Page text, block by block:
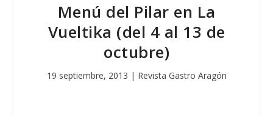
Menú del Pilar en La
Vueltika (del 4 al 13 de
octubre)
19 septiembre, 2013 | Revista Gastro Aragón